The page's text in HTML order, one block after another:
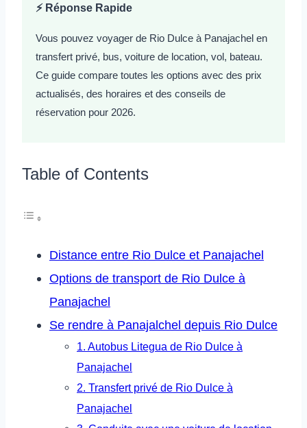
⚡ Réponse Rapide
Vous pouvez voyager de Rio Dulce à Panajachel en
transfert privé, bus, voiture de location, vol, bateau.
Ce guide compare toutes les options avec des prix
actualisés, des horaires et des conseils de
réservation pour 2026.
Table of Contents
Distance entre Rio Dulce et Panajachel
Options de transport de Rio Dulce à
Panajachel
Se rendre à Panajalchel depuis Rio Dulce
1. Autobus Litegua de Rio Dulce à
Panajachel
2. Transfert privé de Rio Dulce à
Panajachel